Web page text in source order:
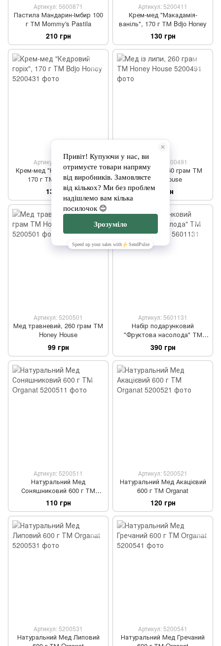
Артикул: 5600871
Пастила Мандарин-Імбир 100
г ТМ Mommy's Pastila
210 грн
Артикул: 5200411
Крем-мед "Макадамія-
ваніль", 170 г ТМ Bdjo Honey
130 грн
Артикул: 5200431
Крем-мед "Кедровий горіх",
170 г ТМ Bdjo Honey
135 грн
Артикул: 5200491
Мед із липи, 260 грам ТМ
Honey House
99 грн
Артикул: 5200501
Мед травневий, 260 грам ТМ
Honey House
99 грн
Артикул: 5601131
Набір подарунковий
"Фруктова насолода" ТМ
Mommy's Pastila
390 грн
Артикул: 5200511
Натуральний Мед
Соняшниковий 600 г ТМ
Organat
110 грн
Артикул: 5200521
Натуральний Мед Акацієвий
600 г ТМ Organat
120 грн
Артикул: 5200531
Натуральний Мед Липовий
Артикул: 5200541
Натуральний Мед Гречаний